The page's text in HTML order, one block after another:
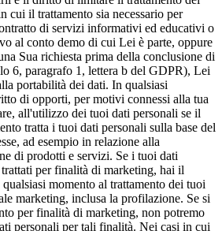
cui il trattamento sia necessario per
di servizi informativi ed educativi o
al conto demo di cui Lei è parte, oppure
Sua richiesta prima della conclusione di
6, paragrafo 1, lettera b del GDPR), Lei
portabilità dei dati. In qualsiasi
di opporti, per motivi connessi alla tua
all'utilizzo dei tuoi dati personali se il
tratta i tuoi dati personali sulla base del
ad esempio in relazione alla
di prodotti e servizi. Se i tuoi dati
per finalità di marketing, hai il
momento al trattamento dei tuoi
marketing, inclusa la profilazione. Se si
per finalità di marketing, non potremo
personali per tali finalità. Nei casi in cui